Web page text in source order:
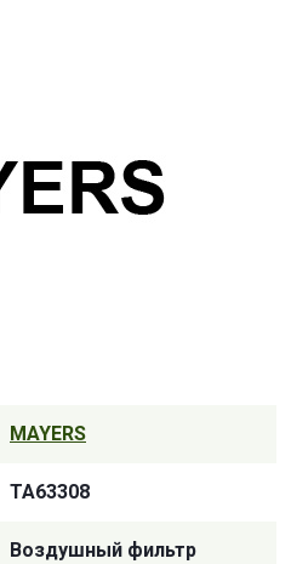
MAYERS
TA63308
Воздушный фильтр